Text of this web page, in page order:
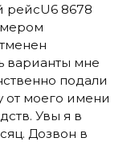
рейсU6 8678
варианты мне
подали
от моего имени
Увы я в
Дозвон в